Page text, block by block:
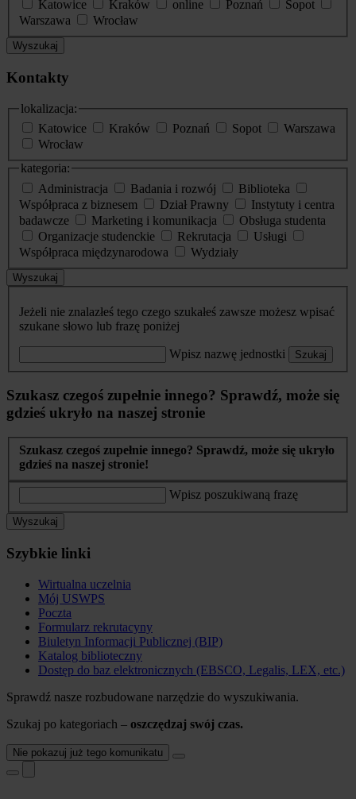
Katowice
Kraków online Poznań
Sopot
Warszawa
Wrocław
Wyszukaj
Kontakty
lokalizacja:
Katowice
Kraków Poznań Sopot
Warszawa
Wrocław
kategoria:
Administracja
Badania i rozwój
Biblioteka
Współpraca z biznesem
Dział Prawny
Instytuty i centra
badawcze
Marketing i komunikacja
Obsługa studenta
Organizacje studenckie
Rekrutacja
Usługi
Współpraca międzynarodowa
Wydziały
Wyszukaj
Jeżeli nie znalazłeś tego czego szukałeś zawsze możesz wpisać
szukane słowo lub frazę poniżej
Wpisz nazwę jednostki Szukaj
Szukasz czegoś zupełnie innego? Sprawdź, może się
gdzieś ukryło na naszej stronie
Szukasz czegoś zupełnie innego? Sprawdź, może się ukryło
gdzieś na naszej stronie!
Wpisz poszukiwaną frazę
Wyszukaj
Szybkie linki
Wirtualna uczelnia
Mój USWPS
Poczta
Formularz rekrutacyny
Biuletyn Informacji Publicznej (BIP)
Katalog biblioteczny
Dostęp do baz elektronicznych (EBSCO, Legalis, LEX, etc.)
Sprawdź nasze rozbudowane narzędzie do wyszukiwania.
Szukaj po kategoriach – oszczędzaj swój czas.
Nie pokazuj już tego komunikatu